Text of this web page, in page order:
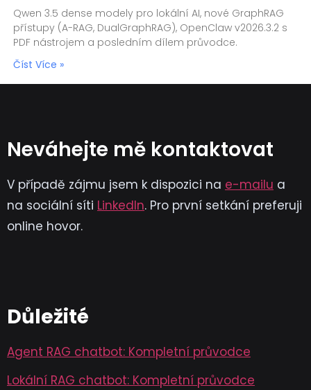
Qwen 3.5 dense modely pro lokální AI, nové GraphRAG
přístupy (A-RAG, DualGraphRAG), OpenClaw v2026.3.2 s
PDF nástrojem a posledním dílem průvodce.
Číst Více »
Neváhejte mě kontaktovat
V případě zájmu jsem k dispozici na e-mailu a
na sociální síti LinkedIn. Pro první setkání preferuji
online hovor.
Důležité
Agent RAG chatbot: Kompletní průvodce
Lokální RAG chatbot: Kompletní průvodce